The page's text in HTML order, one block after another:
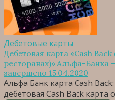
Дебетовые карты
Дебетовая карта «Cash
ресторанах)» Альфа-Банка
завершено 15.04.2020
Альфа Банк карта Cash
дебетовая Cash Back карта